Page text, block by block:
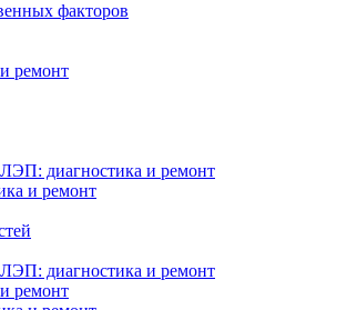
факторов
ремонт
диагностика и ремонт
и ремонт
диагностика и ремонт
ремонт